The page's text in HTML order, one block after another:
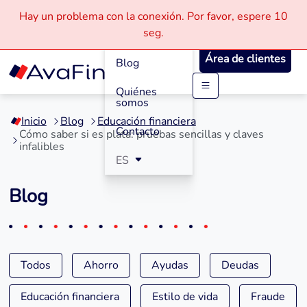
Saltar
contenido
Hay un problema con la conexión. Por favor, espere 10
seg.
Cómo
Funciona
Blog
Quiénes
somos
Contacto
ES
Área de clientes
Inicio Blog
Educación financiera
Cómo saber si es plata: pruebas sencillas y claves
infalibles
Blog
Todos Ahorro Ayudas Deudas
Educación financiera Estilo de vida Fraude